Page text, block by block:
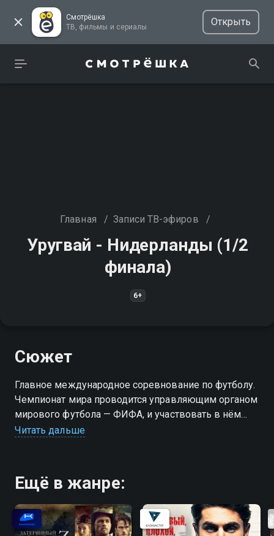
Смотрёшка
ТВ, фильмы и сериалы
Открыть
Главная / Записи ТВ-эфиров /
Уругвай - Нидерланды (1/2
финала)
6+
Сюжет
Главное международное соревнование по футболу.
Чемпионат мира проводится управляющим органом
мирового футбола — ФИФА, и участвовать в нём
могут мужские национальные сборные стран-
Читать дальше
Ещё в жанре: